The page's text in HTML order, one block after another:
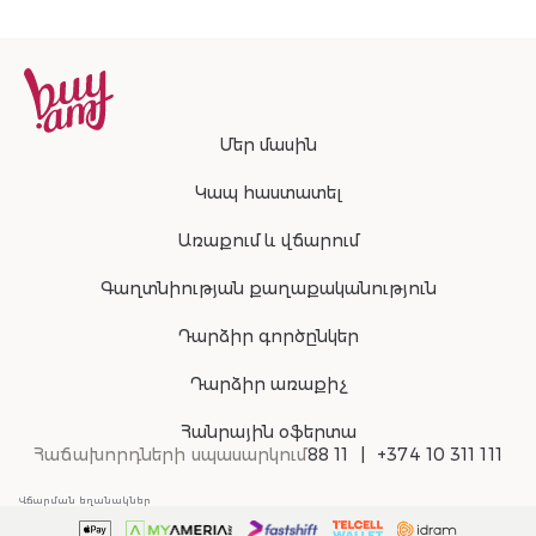
Մեր մասին
Կապ հաստատել
Առաքում և վճարում
Գաղտնիության քաղաքականություն
Դարձիր գործընկեր
Դարձիր առաքիչ
Հանրային օֆերտա
Հաճախորդների սպասարկում88 11 +374 10 311 111
Վճարման եղանակներ